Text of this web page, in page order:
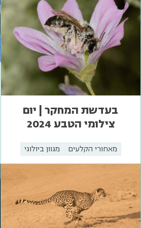
בעדשת המחקר | יום
צילומי הטבע 2024
מאחורי הקלעים מגוון ביולוגי